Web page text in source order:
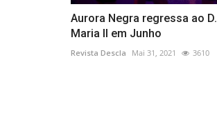
Aurora Negra regressa ao D.
Maria II em Junho
Revista Descla Mai 31, 2021 3610